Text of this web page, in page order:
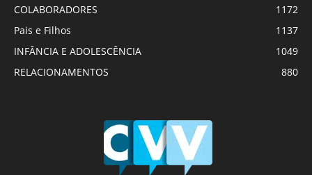
COLABORADORES
1172
Pais e Filhos
1137
INFÂNCIA E ADOLESCÊNCIA
1049
RELACIONAMENTOS
880